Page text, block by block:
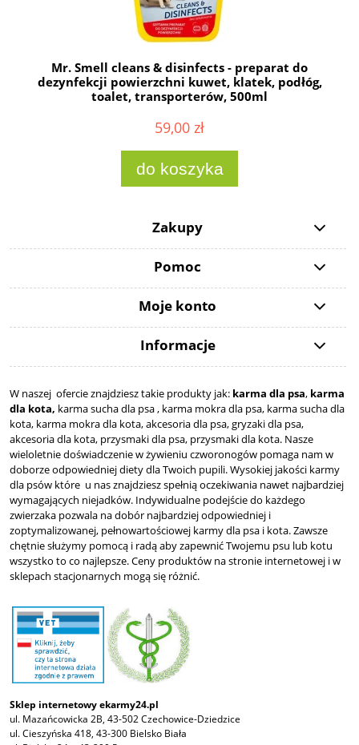
Mr. Smell cleans & disinfects - preparat do
dezynfekcji powierzchni kuwet, klatek, podłóg,
toalet, transporterów, 500ml
59,00 zł
do koszyka
Zakupy
Pomoc
Moje konto
Informacje
W naszej ofercie znajdziesz takie produkty jak: karma dla psa, karma
dla kota, karma sucha dla psa , karma mokra dla psa, karma sucha dla
kota, karma mokra dla kota, akcesoria dla psa, gryzaki dla psa,
akcesoria dla kota, przysmaki dla psa, przysmaki dla kota. Nasze
wieloletnie doświadczenie w żywieniu czworonogów pomaga nam w
doborze odpowiedniej diety dla Twoich pupili. Wysokiej jakości karmy
dla psów które u nas znajdziesz spełnią oczekiwania nawet najbardziej
wymagających niejadków. Indywidualne podejście do każdego
zwierzaka pozwala na dobór najbardziej odpowiedniej i
zoptymalizowanej, pełnowartościowej karmy dla psa i kota. Zawsze
chętnie służymy pomocą i radą aby zapewnić Twojemu psu lub kotu
wszystko to co najlepsze. Ceny produktów na stronie internetowej i w
sklepach stacjonarnych mogą się różnić.
Sklep internetowy ekarmy24.pl
ul. Mazańcowicka 2B, 43-502 Czechowice-Dziedzice
ul. Cieszyńska 418, 43-300 Bielsko Biała